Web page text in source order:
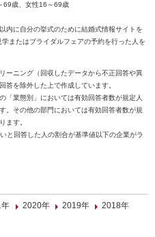
69歳、女性16～69歳
内に自分の挙式のために結婚式情報サイトを
学またはブライダルフェアの予約を行った人を
ーニング（回収したデータから不正回答や異
答を除外した上で作成しています。
業態別」においては有効回答者数が規定人
。その他の部門においては有効回答者数が規
ます。
と回答した人の割合が基準値以下の企業がラ
2020年 2019年
2018年